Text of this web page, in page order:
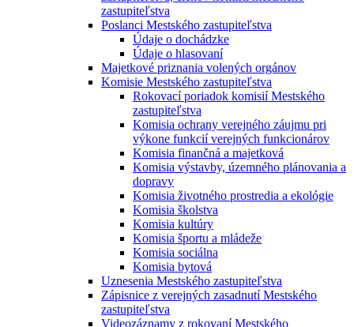
zastupiteľstva
Poslanci Mestského zastupiteľstva
Údaje o dochádzke
Údaje o hlasovaní
Majetkové priznania volených orgánov
Komisie Mestského zastupiteľstva
Rokovací poriadok komisií Mestského
zastupiteľstva
Komisia ochrany verejného záujmu pri
výkone funkcií verejných funkcionárov
Komisia finančná a majetková
Komisia výstavby, územného plánovania a
dopravy
Komisia životného prostredia a ekológie
Komisia školstva
Komisia kultúry
Komisia športu a mládeže
Komisia sociálna
Komisia bytová
Uznesenia Mestského zastupiteľstva
Zápisnice z verejných zasadnutí Mestského
zastupiteľstva
Videozáznamy z rokovaní Mestského